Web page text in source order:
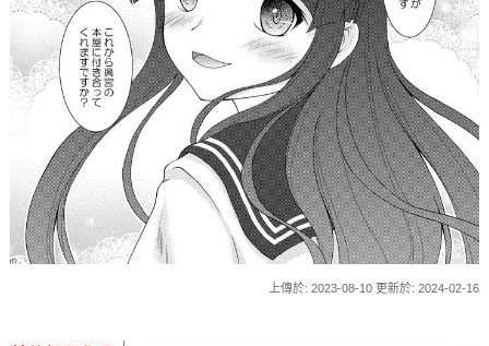
上傳於: 2023-08-10 更新於: 2024-02-16